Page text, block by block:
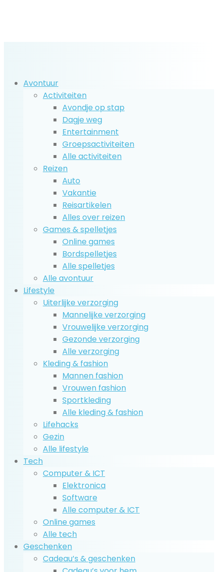
Avontuur
Activiteiten
Avondje op stap
Dagje weg
Entertainment
Groepsactiviteiten
Alle activiteiten
Reizen
Auto
Vakantie
Reisartikelen
Alles over reizen
Games & spelletjes
Online games
Bordspelletjes
Alle spelletjes
Alle avontuur
Lifestyle
Uiterlijke verzorging
Mannelijke verzorging
Vrouwelijke verzorging
Gezonde verzorging
Alle verzorging
Kleding & fashion
Mannen fashion
Vrouwen fashion
Sportkleding
Alle kleding & fashion
Lifehacks
Gezin
Alle lifestyle
Tech
Computer & ICT
Elektronica
Software
Alle computer & ICT
Online games
Alle tech
Geschenken
Cadeau’s & geschenken